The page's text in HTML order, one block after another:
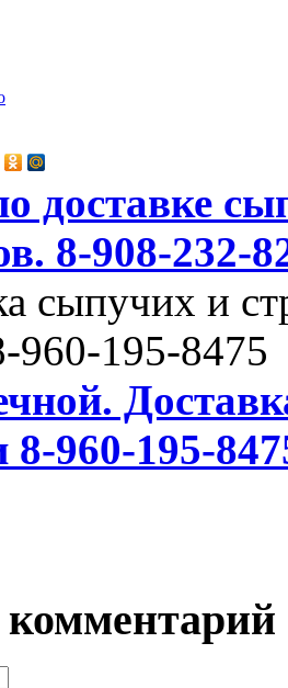
доставке
8-908-232-
сыпучих и
960-195-8475
8-960-195-